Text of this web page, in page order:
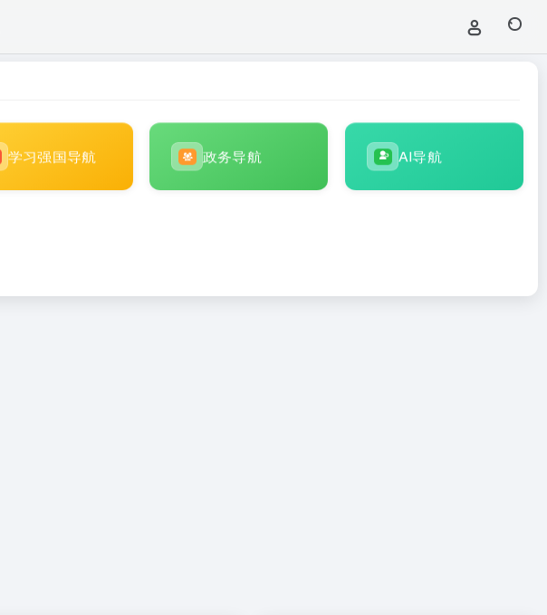
学习强国导航 政务导航 AI导航